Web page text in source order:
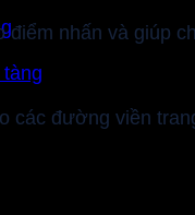
nhấn và giúp
các đường viền